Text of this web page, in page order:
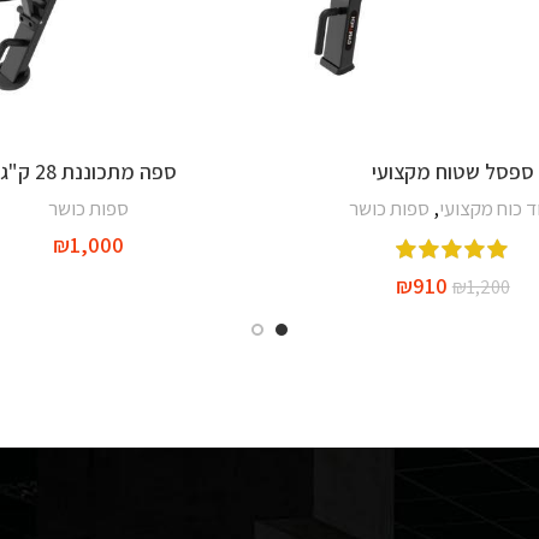
הוספה לסל
ספסל שטוח מקצועי
כוח מקצועי, ספות כושר
₪1,200
₪910
הוספה לסל
ספה מתכוננת 28 ק"ג
ספות כושר
₪1,000